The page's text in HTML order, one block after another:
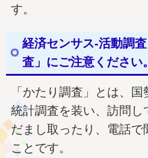
す。
経済センサス-活動調
査」にご注意ください。
「かたり調査」とは、
統計調査を装い、訪問し
だまし取ったり、電話で
ことです。